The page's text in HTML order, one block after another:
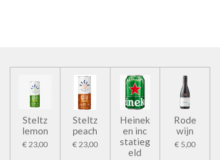
Steltz
lemon
€ 23,00
Steltz
peach
€ 23,00
Heinek
en inc
statieg
eld
Rode
wijn
€ 5,00